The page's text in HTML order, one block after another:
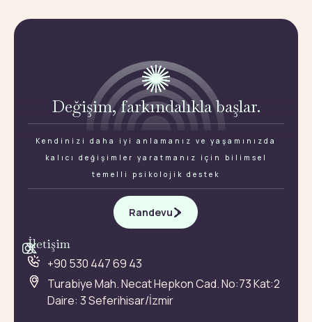
Değişim, farkındalıkla başlar.
Kendinizi daha iyi anlamanız ve yaşamınızda
kalıcı değişimler yaratmanız için bilimsel
temelli psikolojik destek
Randevu
İletişim
+90 530 447 69 43
Turabiye Mah. Necat Hepkon Cad. No:73 Kat:2
Daire: 3 Seferihisar/İzmir